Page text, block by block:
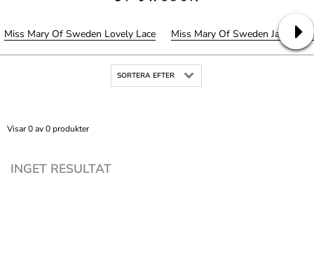
Miss Mary Of Sweden Lovely Lace Miss Mary Of Sweden Jacquard
SORTERA EFTER
Visar 0 av 0 produkter
INGET RESULTAT